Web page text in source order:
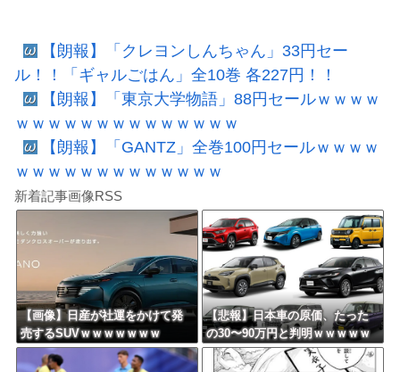
【朗報】「クレヨンしんちゃん」33円セー
ル！！「ギャルごはん」全10巻 各227円！！
【朗報】「東京大学物語」88円セールｗｗｗｗ
ｗｗｗｗｗｗｗｗｗｗｗｗｗｗ
【朗報】「GANTZ」全巻100円セールｗｗｗｗ
ｗｗｗｗｗｗｗｗｗｗｗｗｗ
新着記事画像RSS
【画像】日産が社運をかけて発
売するSUVｗｗｗｗｗｗｗ
【悲報】日本車の原価、たった
の30〜90万円と判明ｗｗｗｗｗ
ｗｗｗｗｗｗ